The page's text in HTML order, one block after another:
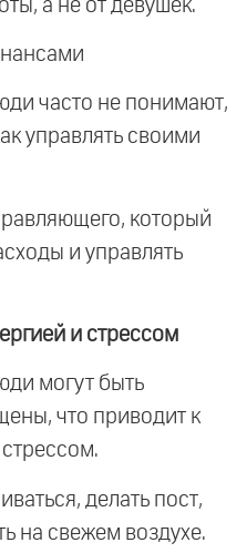
а не от девушек.
часто не понимают,
управлять своими
который
и управлять
и стрессом
могут быть
что приводит к
делать пост,
на свежем воздухе.